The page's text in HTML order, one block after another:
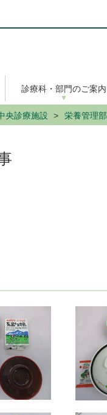
診療科・部門のご案内
央診療施設 栄養管理部